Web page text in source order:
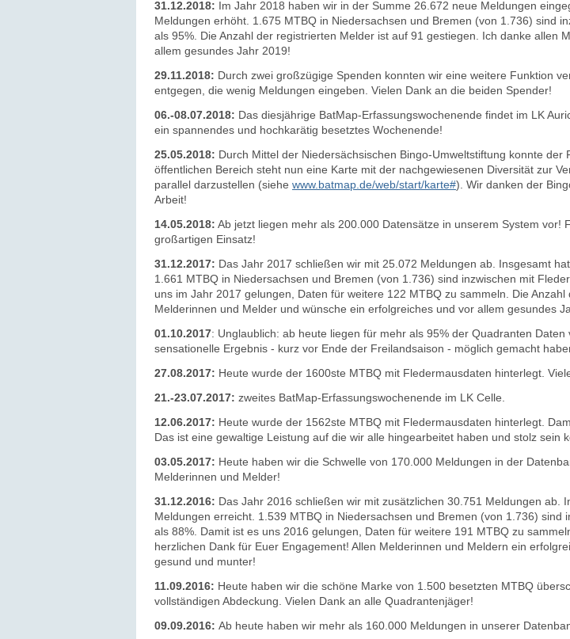
31.12.2018: Im Jahr 2018 haben wir in der Summe 26.672 neue Meldungen
Meldungen erhöht. 1.675 MTBQ in Niedersachsen und Bremen (von 1.736) sind
als 95%. Die Anzahl der registrierten Melder ist auf 91 gestiegen. Ich danke allen
allem gesundes Jahr 2019!
29.11.2018: Durch zwei großzügige Spenden konnten wir eine weitere Funktion
entgegen, die wenig Meldungen eingeben. Vielen Dank an die beiden Spender!
06.-08.07.2018: Das diesjährige BatMap-Erfassungswochenende findet im LK
ein spannendes und hochkarätig besetztes Wochenende!
25.05.2018: Durch Mittel der Niedersächsischen Bingo-Umweltstiftung konnte
öffentlichen Bereich steht nun eine Karte mit der nachgewiesenen Diversität zur
parallel darzustellen (siehe www.batmap.de/web/start/karte#) . Wir danken der
Arbeit!
14.05.2018: Ab jetzt liegen mehr als 200.000 Datensätze in unserem System
großartigen Einsatz!
31.12.2017: Das Jahr 2017 schließen wir mit 25.072 Meldungen ab. Insgesamt
1.661 MTBQ in Niedersachsen und Bremen (von 1.736) sind inzwischen mit
uns im Jahr 2017 gelungen, Daten für weitere 122 MTBQ zu sammeln. Die
Melderinnen und Melder und wünsche ein erfolgreiches und vor allem gesundes
01.10.2017: Unglaublich: ab heute liegen für mehr als 95% der Quadranten
sensationelle Ergebnis - kurz vor Ende der Freilandsaison - möglich gemacht
27.08.2017: Heute wurde der 1600ste MTBQ mit Fledermausdaten hinterlegt.
21.-23.07.2017: zweites BatMap-Erfassungswochenende im LK Celle.
12.06.2017: Heute wurde der 1562ste MTBQ mit Fledermausdaten hinterlegt.
Das ist eine gewaltige Leistung auf die wir alle hingearbeitet haben und stolz sein
03.05.2017: Heute haben wir die Schwelle von 170.000 Meldungen in der
Melderinnen und Melder!
31.12.2016: Das Jahr 2016 schließen wir mit zusätzlichen 30.751 Meldungen ab.
Meldungen erreicht. 1.539 MTBQ in Niedersachsen und Bremen (von 1.736)
als 88%. Damit ist es uns 2016 gelungen, Daten für weitere 191 MTBQ zu
herzlichen Dank für Euer Engagement! Allen Melderinnen und Meldern ein
gesund und munter!
11.09.2016: Heute haben wir die schöne Marke von 1.500 besetzten MTBQ
vollständigen Abdeckung. Vielen Dank an alle Quadrantenjäger!
09.09.2016: Ab heute haben wir mehr als 160.000 Meldungen in unserer